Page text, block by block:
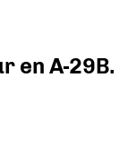
en A-29B.